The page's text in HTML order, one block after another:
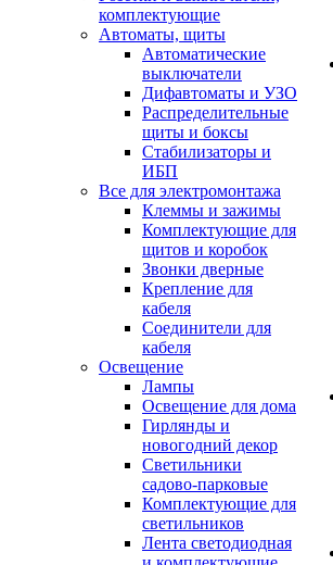
комплектующие
Автоматы, щиты
Автоматические
выключатели
Дифавтоматы и УЗО
Распределительные
щиты и боксы
Стабилизаторы и
ИБП
Все для электромонтажа
Клеммы и зажимы
Комплектующие для
щитов и коробок
Звонки дверные
Крепление для
кабеля
Соединители для
кабеля
Освещение
Лампы
Освещение для дома
Гирлянды и
новогодний декор
Светильники
садово-парковые
Комплектующие для
светильников
Лента светодиодная